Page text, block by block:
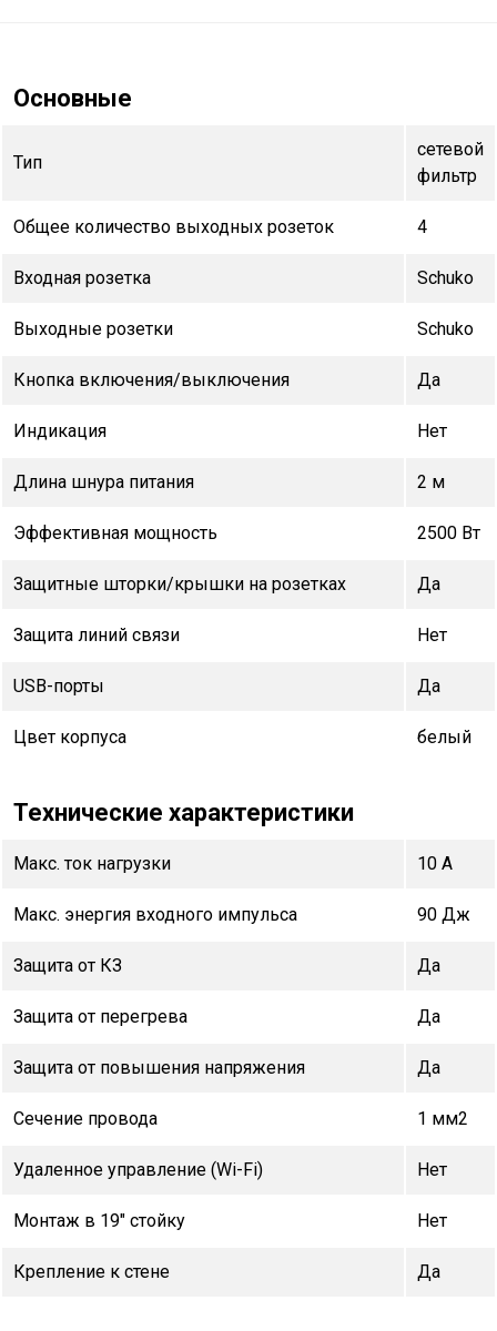
Основные
Тип
сетевой
фильтр
Общее количество выходных розеток 4
Входная розетка Schuko
Выходные розетки Schuko
Кнопка включения/выключения Да
Индикация Нет
Длина шнура питания 2 м
Эффективная мощность 2500 Вт
Защитные шторки/крышки на розетках Да
Защита линий связи Нет
USB-порты Да
Цвет корпуса белый
Технические характеристики
Макс. ток нагрузки 10 А
Макс. энергия входного импульса 90 Дж
Защита от КЗ Да
Защита от перегрева Да
Защита от повышения напряжения Да
Сечение провода 1 мм2
Удаленное управление (Wi-Fi) Нет
Монтаж в 19" стойку Нет
Крепление к стене Да